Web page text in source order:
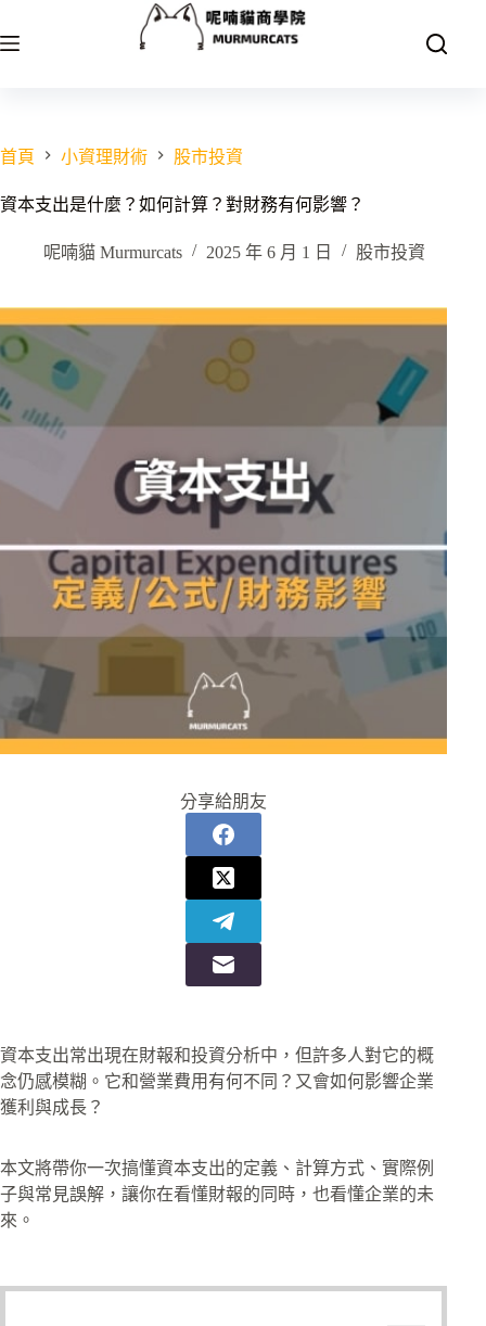
至
容
首頁 小資理財術 股市投資
資本支出是什麼？如何計算？對財務有何影響？
呢喃貓 Murmurcats 2025 年 6 月 1 日 股市投資
分享給朋友
資本支出常出現在財報和投資分析中，但許多人對它的概
念仍感模糊。它和營業費用有何不同？又會如何影響企業
獲利與成長？
本文將帶你一次搞懂資本支出的定義、計算方式、實際例
子與常見誤解，讓你在看懂財報的同時，也看懂企業的未
來。